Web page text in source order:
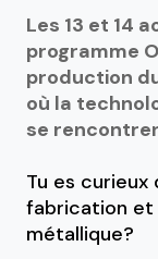
Les 13 et 14
programme
production
où la
se
Tu es
fabrication et
métallique?